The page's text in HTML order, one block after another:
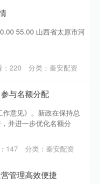
55.00 山西省太原市河
220 分类： 秦安配资
与名额分配
意见》。新政在保持总
并进一步优化名额分
147 分类： 秦安配资
管理高效便捷